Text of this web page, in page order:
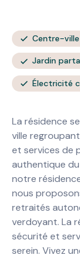
Centre-ville
Jardin
Électricité
La résidence
ville
et services de
authentique du
notre
nous
retraités
verdoyant. La
sécurité et
serein. Vivez